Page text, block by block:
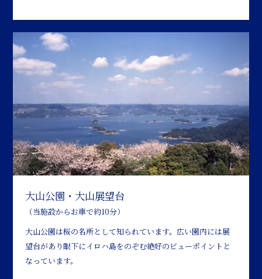
大山公園・大山展望台
（当施設からお車で約10分）
大山公園は桜の名所として知られています。広い園内には展
望台があり眼下にイロハ島をのぞむ絶好のビューポイントと
なっています。